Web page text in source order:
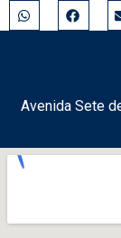
Avenida Sete